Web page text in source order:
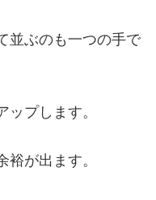
並ぶのも一つの手で
プします。
が出ます。